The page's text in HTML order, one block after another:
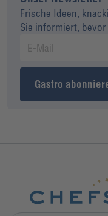
Frische Ideen,
Sie informiert,
Gastro